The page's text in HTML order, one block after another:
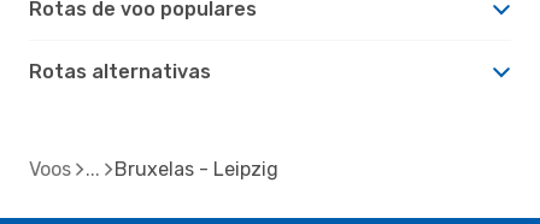
Rotas de voo populares
Rotas alternativas
Voos Bruxelas - Leipzig